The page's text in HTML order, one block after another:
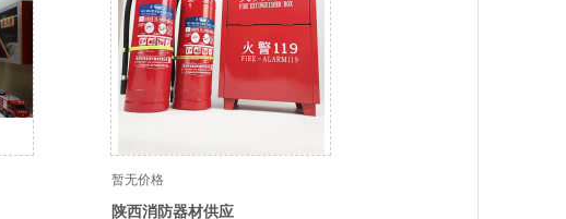
暂无价格
陕西消防器材供应